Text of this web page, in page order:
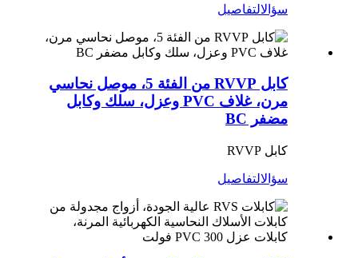
سؤالالتفاصيل
كابل RVVP من الفئة 5، موصل نحاسي
مرن، غلاف PVC وعزل، سلك وكابل
مضفر BC
كابل RVVP
سؤالالتفاصيل